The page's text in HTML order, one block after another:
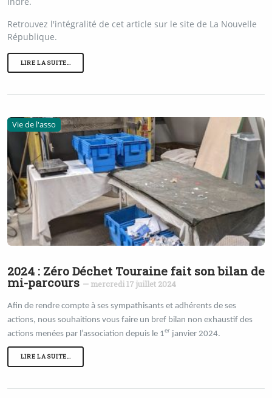
Retrouvez l'intégralité de cet article sur le site de La Nouvelle
République.
LIRE LA SUITE…
Vie de l'asso
2024 : Zéro Déchet Touraine fait son bilan de
mi-parcours — mercredi 17 juillet 2024
Afin de rendre compte à ses sympathisants et adhérents de ses
actions, nous souhaitions vous faire un bref bilan non exhaustif des
actions menées par l’association depuis le 1er janvier 2024.
LIRE LA SUITE…